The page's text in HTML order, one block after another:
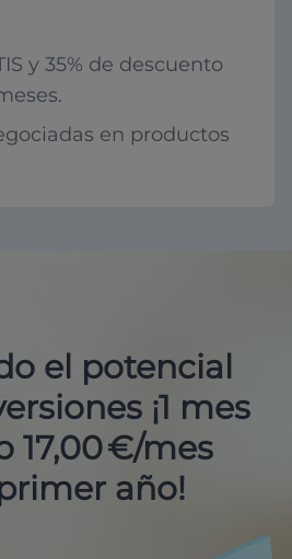
y 35% de descuento
en productos
el potencial
¡1 mes
17,00 €/mes
año!